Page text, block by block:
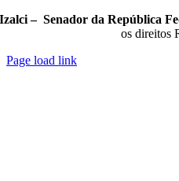
Izalci – Senador da República
os direitos
Page load link